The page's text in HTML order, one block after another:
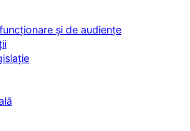
și de audiențe